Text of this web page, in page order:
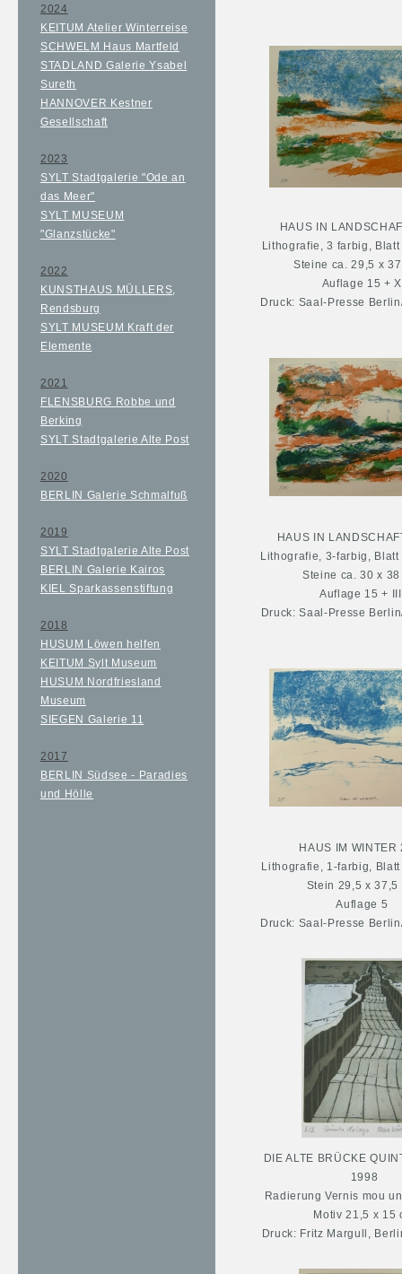
2024
KEITUM Atelier Winterreise
SCHWELM Haus Martfeld
STADLAND Galerie Ysabel
Sureth
HANNOVER Kestner
Gesellschaft
2023
SYLT Stadtgalerie "Ode an
das Meer"
SYLT MUSEUM
"Glanzstücke"
2022
KUNSTHAUS MÜLLERS,
Rendsburg
SYLT MUSEUM Kraft der
Elemente
2021
FLENSBURG Robbe und
Berking
SYLT Stadtgalerie Alte Post
2020
BERLIN Galerie Schmalfuß
2019
SYLT Stadtgalerie Alte Post
BERLIN Galerie Kairos
KIEL Sparkassenstiftung
2018
HUSUM Löwen helfen
KEITUM Sylt Museum
HUSUM Nordfriesland
Museum
SIEGEN Galerie 11
2017
BERLIN Südsee - Paradies
und Hölle
HAUS IN
Lithografie, 3 farbig,
Steine ca. 29,5 x
Auflage 15 + X
Druck: Saal-Presse
HAUS IN
Lithografie, 3-farbig, Blatt
Steine ca. 30 x 38
Auflage 15 + III
Druck: Saal-Presse
HAUS IM WINTER
Lithografie, 1-farbig,
Stein 29,5 x 37,5
Auflage 5
Druck: Saal-Presse
DIE ALTE BRÜCKE
1998
Radierung Vernis mou
Motiv 21,5 x 15
Druck: Fritz Margull,